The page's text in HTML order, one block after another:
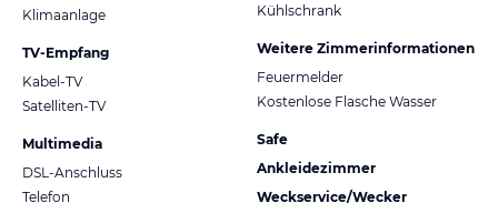
Klimaanlage
TV-Empfang
Kabel-TV
Satelliten-TV
Multimedia
DSL-Anschluss
Telefon
Kühlschrank
Weitere Zimmerinformationen
Feuermelder
Kostenlose Flasche Wasser
Safe
Ankleidezimmer
Weckservice/Wecker